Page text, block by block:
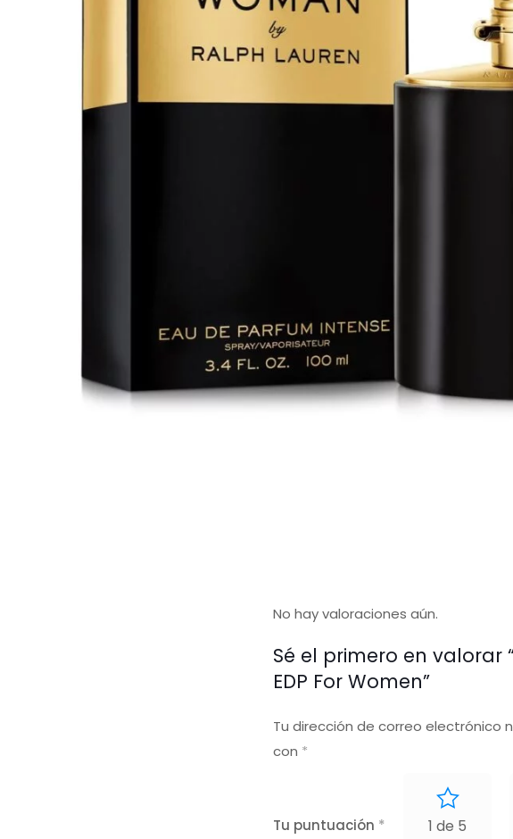
No hay valoraciones aún.
Sé el primero en valorar
EDP For Women”
Tu dirección de correo electrónico
con *
Tu puntuación *
1 de 5